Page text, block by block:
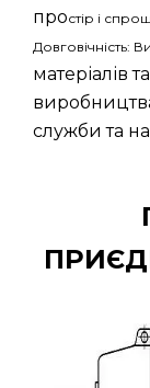
простір і
Довговічність:
матеріалів
служби та